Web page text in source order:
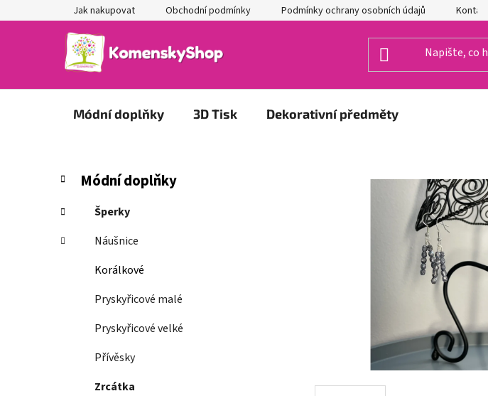
na
Jak nakupovat Obchodní podmínky Podmínky ochrany osobních údajů Kontakty
Módní doplňky 3D Tisk Dekorativní předměty
P
s
r
Přeskočit
kategorie
K
a
e
g
Módní doplňky
Šperky
Náušnice
Korálkové
Pryskyřicové malé
Pryskyřicové velké
Přívěsky
Zrcátka